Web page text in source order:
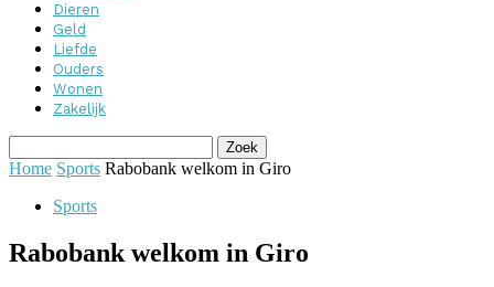
Dieren
Geld
Liefde
Ouders
Wonen
Zakelijk
Home Sports Rabobank welkom in Giro
Sports
Rabobank welkom in Giro